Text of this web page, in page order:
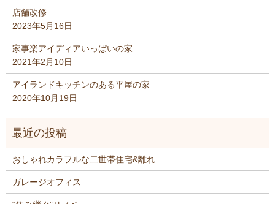
店舗改修
2023年5月16日
家事楽アイディアいっぱいの家
2021年2月10日
アイランドキッチンのある平屋の家
2020年10月19日
おしゃれカラフルな二世帯住宅&離れ
ガレージオフィス